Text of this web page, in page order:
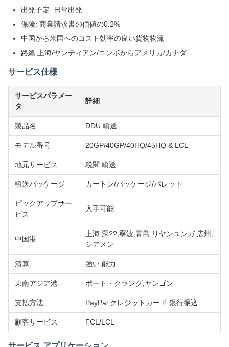
出発予定: 日常出発
保険: 商業請求書の価値の0.2%
中国から米国へのコスト効率の良い貨物物流
路線:上海/ヤンティアン/ニンボからアメリカ/カナダ
サービス仕様
サービスパラメー
タ
詳細
製品名 DDU 輸送
モデル番号 20GP/40GP/40HQ/45HQ & LCL
地元サービス 税関 輸送
輸送パッケージ カートン/パッケージ/パレット
ピックアップサー
ビス
入手可能
中国港
上海,深??,寧波,青島,リヤンユンガ,広州,
シアメン
清算 強い 能力
東南アジア港 ポート・クラング,ヤンゴン
支払方法 PayPal クレジットカード 銀行振込
顧客サービス FCL/LCL